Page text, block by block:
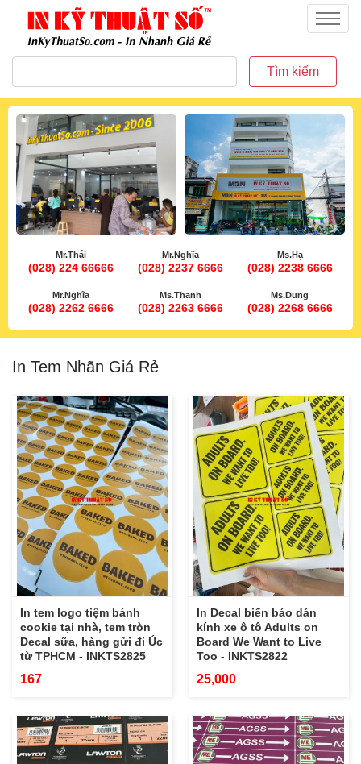
inkythuatso.com
Menu
Tìm kiếm
Mr.Thái
(028) 224 66666
Mr.Nghĩa
(028) 2237 6666
Ms.Hạ
(028) 2238 6666
Mr.Nghĩa
(028) 2262 6666
Ms.Thanh
(028) 2263 6666
Ms.Dung
(028) 2268 6666
In Tem Nhãn Giá Rẻ
In tem logo tiệm bánh
cookie tại nhà, tem tròn
Decal sữa, hàng gửi đi Úc
từ TPHCM - INKTS2825
167
In Decal biển báo dán
kính xe ô tô Adults on
Board We Want to Live
Too - INKTS2822
25,000